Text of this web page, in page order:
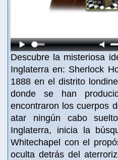
Descubre la misteriosa
Inglaterra en: Sherlock
1888 en el distrito
donde se han
encontraron los cuerpos
atar ningún cabo
Inglaterra, inicia la
Whitechapel con el
oculta detrás del